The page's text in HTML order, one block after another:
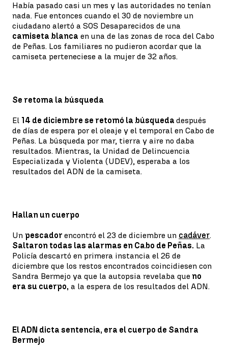
Había pasado casi un mes y las autoridades no tenían
nada. Fue entonces cuando el 30 de noviembre un
ciudadano alertó a SOS Desaparecidos de una
camiseta blanca en una de las zonas de roca del Cabo
de Peñas. Los familiares no pudieron acordar que la
camiseta perteneciese a la mujer de 32 años.
Se retoma la búsqueda
El 14 de diciembre se retomó la búsqueda después
de días de espera por el oleaje y el temporal en Cabo de
Peñas. La búsqueda por mar, tierra y aire no daba
resultados. Mientras, la Unidad de Delincuencia
Especializada y Violenta (UDEV), esperaba a los
resultados del ADN de la camiseta.
Hallan un cuerpo
Un pescador encontró el 23 de diciembre un cadáver.
Saltaron todas las alarmas en Cabo de Peñas. La
Policía descartó en primera instancia el 26 de
diciembre que los restos encontrados coincidiesen con
Sandra Bermejo ya que la autopsia revelaba que no
era su cuerpo, a la espera de los resultados del ADN.
El ADN dicta sentencia, era el cuerpo de Sandra
Bermejo